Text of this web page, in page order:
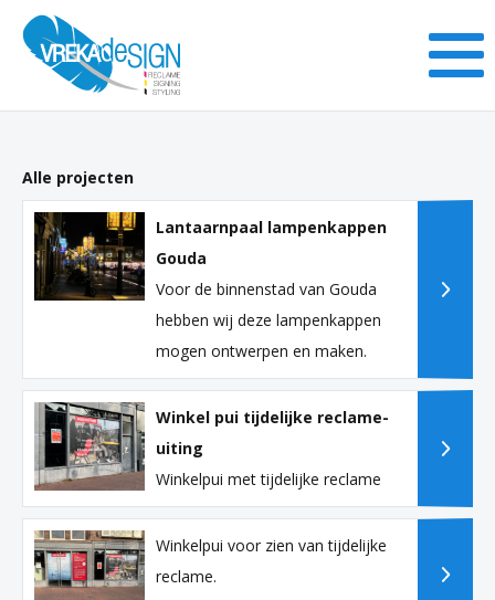
Alle projecten
Lantaarnpaal lampenkappen
Gouda
Voor de binnenstad van Gouda
hebben wij deze lampenkappen
mogen ontwerpen en maken.
Winkel pui tijdelijke reclame-
uiting
Winkelpui met tijdelijke reclame
Winkelpui voor zien van tijdelijke
reclame.